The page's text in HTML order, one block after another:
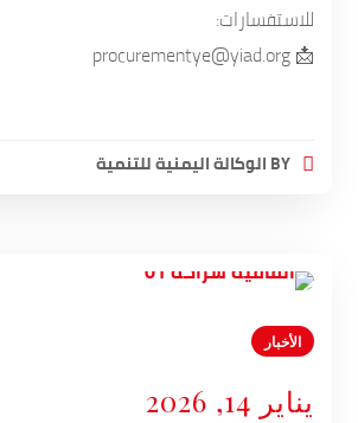
للاستفسارات:
📩 procurementye@yiad.org
BYالوكالة اليمنية للتنمية
الأخبار
يناير 14, 2026